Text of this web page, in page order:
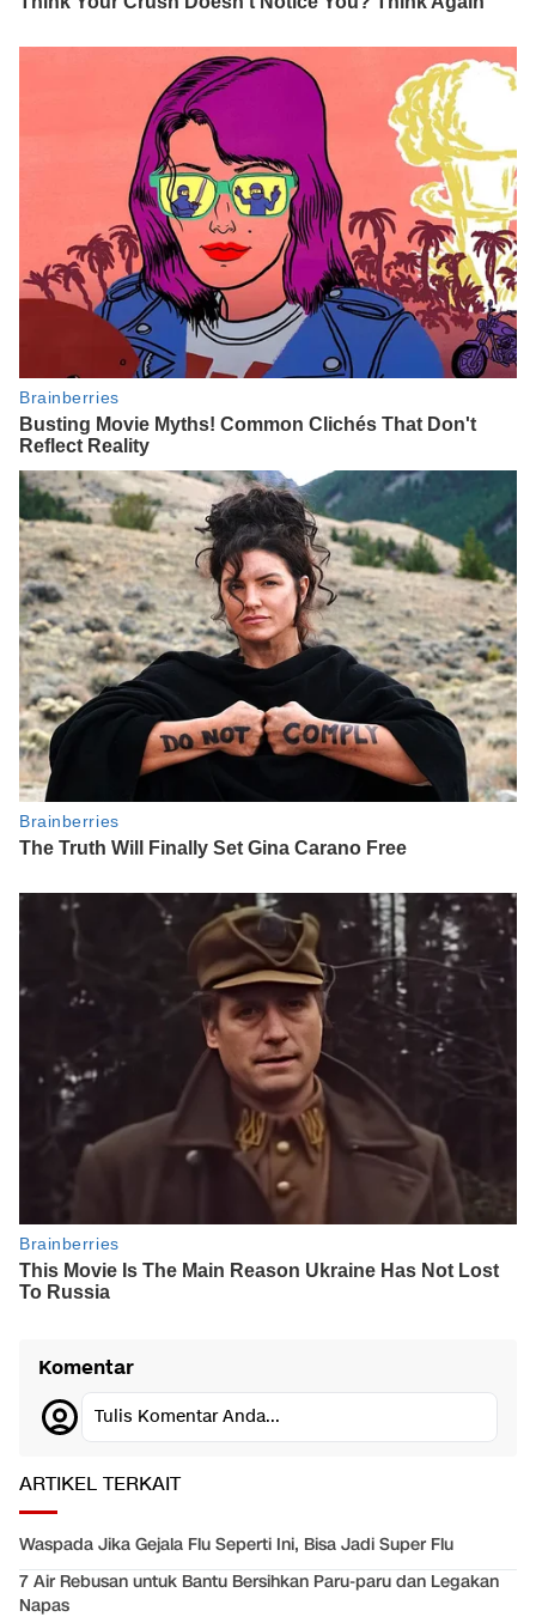
Komentar
Tulis Komentar Anda...
ARTIKEL TERKAIT
Waspada Jika Gejala Flu Seperti Ini, Bisa Jadi Super Flu
7 Air Rebusan untuk Bantu Bersihkan Paru-paru dan Legakan
Napas